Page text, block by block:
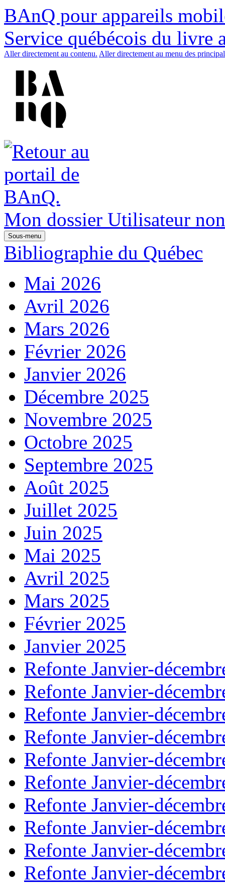
BAnQ pour appareils
Service québécois du livre
Aller directement au contenu. Aller directement au menu des
Mon dossier Utilisateur
Sous-menu
Bibliographie du Québec
Mai 2026
Avril 2026
Mars 2026
Février 2026
Janvier 2026
Décembre 2025
Novembre 2025
Octobre 2025
Septembre 2025
Août 2025
Juillet 2025
Juin 2025
Mai 2025
Avril 2025
Mars 2025
Février 2025
Janvier 2025
Refonte Janvier-
Refonte Janvier-
Refonte Janvier-
Refonte Janvier-
Refonte Janvier-
Refonte Janvier-
Refonte Janvier-
Refonte Janvier-
Refonte Janvier-
Refonte Janvier-